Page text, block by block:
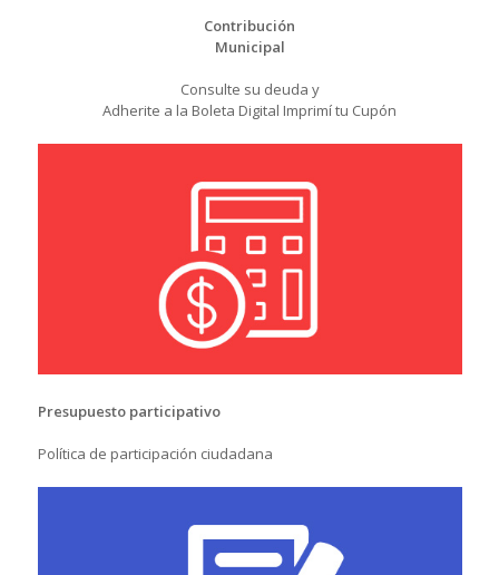
Contribución
Municipal
Consulte su deuda y
Adherite a la Boleta Digital Imprimí tu Cupón
Presupuesto participativo
Política de participación ciudadana